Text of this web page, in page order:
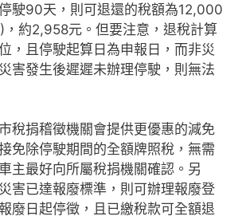
駛90天，則可退還的稅額為12,000
約2,958元。但要注意，退稅計算
，且停駛起算日為申報日，而非災
害發生後遲遲未辦理停駛，則無法
稅捐稽徵機關會提供更優惠的減免
免除停駛期間的全額牌照稅，無需
主最好向所屬稅捐機關確認。另
害已達報廢標準，則可辦理報廢登
廢日起停徵，且已繳稅款可全額退